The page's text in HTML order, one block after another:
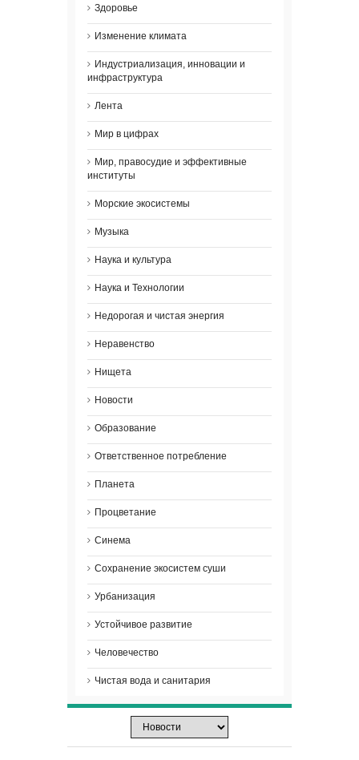
Здоровье
Изменение климата
Индустриализация, инновации и
инфраструктура
Лента
Мир в цифрах
Мир, правосудие и эффективные
институты
Морские экосистемы
Музыка
Наука и культура
Наука и Технологии
Недорогая и чистая энергия
Неравенство
Нищета
Новости
Образование
Ответственное потребление
Планета
Процветание
Синема
Сохранение экосистем суши
Урбанизация
Устойчивое развитие
Человечество
Чистая вода и санитария